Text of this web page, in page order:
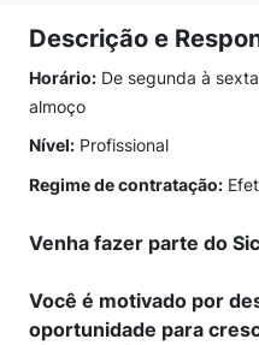
Descrição e
Horário: De segunda à
almoço
Nível: Profissional
Regime de contratação:
Venha fazer parte do
Você é motivado por
oportunidade para